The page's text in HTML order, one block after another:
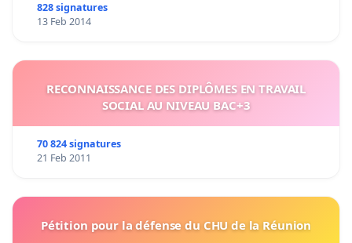
828 signatures
13 Feb 2014
RECONNAISSANCE DES DIPLÔMES EN TRAVAIL
SOCIAL AU NIVEAU BAC+3
70 824 signatures
21 Feb 2011
Pétition pour la défense du CHU de la Réunion